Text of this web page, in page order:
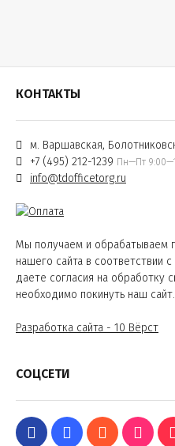
КОНТАКТЫ
м. Варшавская,
+7 (495) 212-1239 Пн—Пт
info@tdofficetorg.ru
Мы получаем и обрабатываем
нашего сайта в соответствии с
даете согласия на обработку
необходимо покинуть наш сайт.
Разработка сайта - 10 Вёрст
СОЦСЕТИ